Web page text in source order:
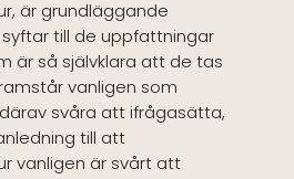
är grundläggande
till de uppfattningar
är så självklara att de tas
vanligen som
svåra att ifrågasätta,
till att
vanligen är svårt att